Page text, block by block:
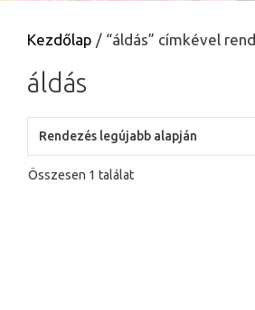
Kezdőlap / “áldás” címkével
áldás
Összesen 1 találat